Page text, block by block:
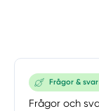
Frågor & svar
Frågor och